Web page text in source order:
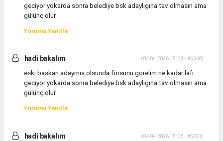
geciyor yokarda sonra belediye bsk adaylıgına tav olmasın ama
gülünç olur
Yorumu Yanıtla
hadi bakalım (04.04.2026 15:08 - #5360)
eski baskan adaymıs olsunda forsunu görelim ne kadar lafı
geciyor yokarda sonra belediye bsk adaylıgına tav olmasın ama
gülünç olur
Yorumu Yanıtla
hadi bakalım (04.04.2026 15:08 - #5361)